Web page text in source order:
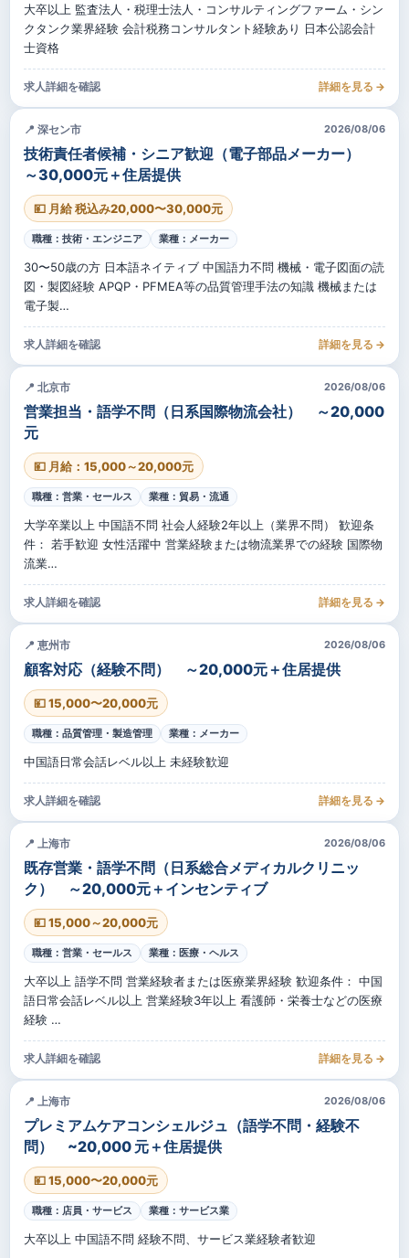
大卒以上 監査法人・税理士法人・コンサルティングファーム・シン
クタンク業界経験 会計税務コンサルタント経験あり 日本公認会計
士資格
求人詳細を確認 詳細を見る →
📍 深セン市 2026/08/06
技術責任者候補・シニア歓迎（電子部品メーカー）
～30,000元＋住居提供
💴 月給 税込み20,000〜30,000元
職種：技術・エンジニア 業種：メーカー
30〜50歳の方 日本語ネイティブ 中国語力不問 機械・電子図面の読
図・製図経験 APQP・PFMEA等の品質管理手法の知識 機械または
電子製…
求人詳細を確認 詳細を見る →
📍 北京市 2026/08/06
営業担当・語学不問（日系国際物流会社） ～20,000
元
💴 月給：15,000～20,000元
職種：営業・セールス 業種：貿易・流通
大学卒業以上 中国語不問 社会人経験2年以上（業界不問） 歓迎条
件： 若手歓迎 女性活躍中 営業経験または物流業界での経験 国際物
流業…
求人詳細を確認 詳細を見る →
📍 恵州市 2026/08/06
顧客対応（経験不問） ～20,000元＋住居提供
💴 15,000〜20,000元
職種：品質管理・製造管理 業種：メーカー
中国語日常会話レベル以上 未経験歓迎
求人詳細を確認 詳細を見る →
📍 上海市 2026/08/06
既存営業・語学不問（日系総合メディカルクリニッ
ク） ～20,000元＋インセンティブ
💴 15,000～20,000元
職種：営業・セールス 業種：医療・ヘルス
大卒以上 語学不問 営業経験者または医療業界経験 歓迎条件： 中国
語日常会話レベル以上 営業経験3年以上 看護師・栄養士などの医療
経験 …
求人詳細を確認 詳細を見る →
📍 上海市 2026/08/06
プレミアムケアコンシェルジュ（語学不問・経験不
問） ~20,000 元＋住居提供
💴 15,000〜20,000元
職種：店員・サービス 業種：サービス業
大卒以上 中国語不問 経験不問、サービス業経験者歓迎